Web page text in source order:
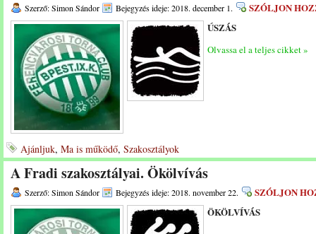
Szerző: Simon Sándor Bejegyzés ideje: 2018. december 1.
SZÓLJON
ÚSZÁS
Olvassa el a teljes cikket »
Ajánljuk, Ma is működő, Szakosztályok
A Fradi szakosztályai. Ökölvívás
Szerző: Simon Sándor Bejegyzés ideje: 2018. november 22.
SZÓLJON
ÖKÖLVÍVÁS